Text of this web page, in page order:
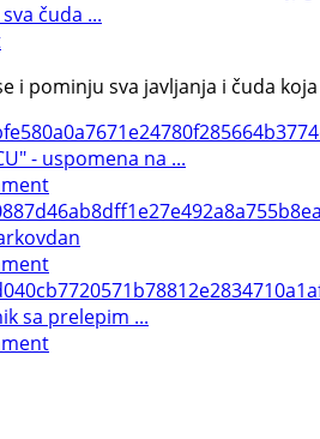
čuda ...
i pominju sva javljanja i čuda
- uspomena na ...
sa prelepim ...